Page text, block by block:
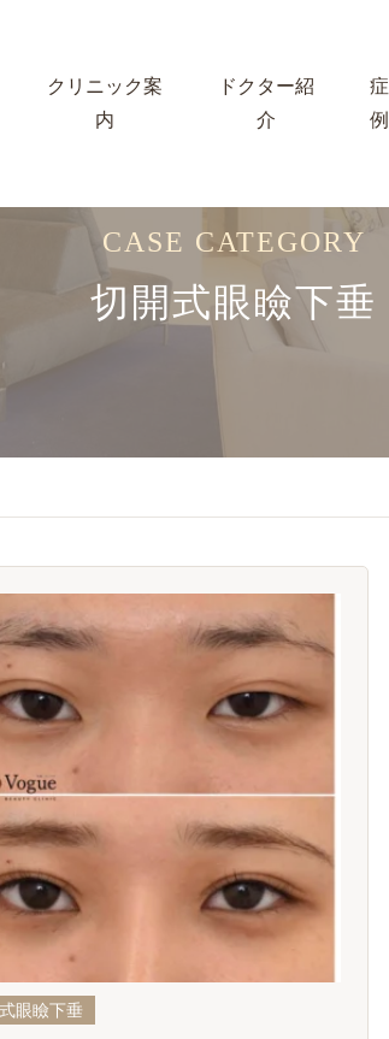
クリニック案
内
ドクター紹
介
症
例
CASE CATEGORY
切開式眼瞼下垂
眼瞼下垂